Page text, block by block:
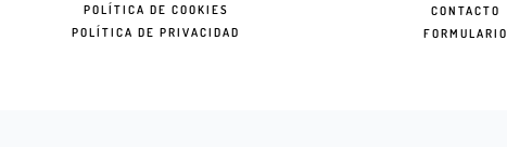
POLÍTICA DE COOKIES
POLÍTICA DE PRIVACIDAD
CONTACTO
FORMULARIO